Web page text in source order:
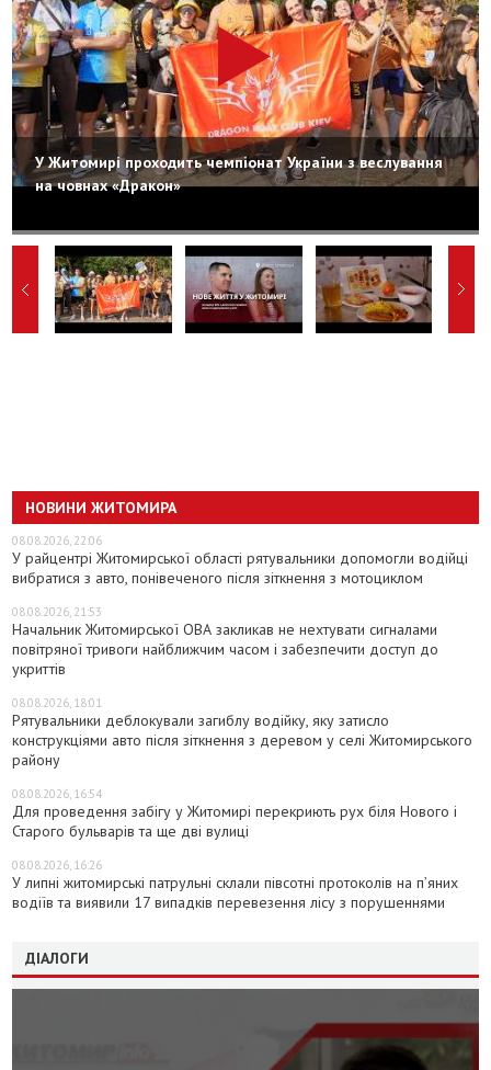
У Житомирі проходить чемпіонат України з веслування
на човнах «Дракон»
НОВИНИ ЖИТОМИРА
08.08.2026, 22:06
У райцентрі Житомирської області рятувальники допомогли водійці
вибратися з авто, понівеченого після зіткнення з мотоциклом
08.08.2026, 21:53
Начальник Житомирської ОВА закликав не нехтувати сигналами
повітряної тривоги найближчим часом і забезпечити доступ до
укриттів
08.08.2026, 18:01
Рятувальники деблокували загиблу водійку, яку затисло
конструкціями авто після зіткнення з деревом у селі Житомирського
району
08.08.2026, 16:54
Для проведення забігу у Житомирі перекриють рух біля Нового і
Старого бульварів та ще дві вулиці
08.08.2026, 16:26
У липні житомирські патрульні склали півсотні протоколів на пʼяних
водіїв та виявили 17 випадків перевезення лісу з порушеннями
ДІАЛОГИ